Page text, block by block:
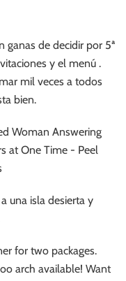
de decidir por 5ª
y el menú .
mil veces a todos
bien.
una isla desierta y